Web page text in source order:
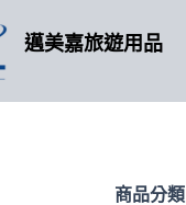
邁美嘉旅遊用品
商品分類